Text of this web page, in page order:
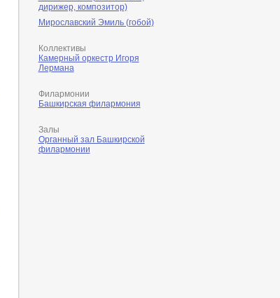
дирижер, композитор)
Мирославский Эмиль (гобой)
Коллективы
Камерный оркестр Игоря
Лермана
Филармонии
Башкирская филармония
Залы
Органный зал Башкирской
филармонии